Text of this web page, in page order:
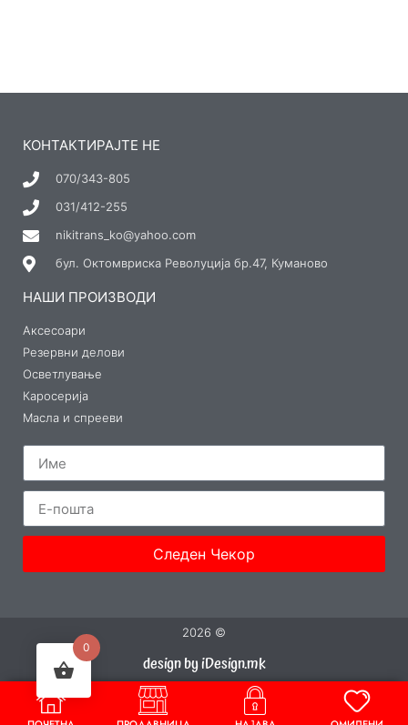
КОНТАКТИРАЈТЕ НЕ
070/343-805
031/412-255
nikitrans_ko@yahoo.com
бул. Октомвриска Револуција бр.47, Куманово
НАШИ ПРОИЗВОДИ
Аксесоари
Резервни делови
Осветлување
Каросерија
Масла и спрееви
Следен Чекор
2026 ©
design by iDesign.mk
0